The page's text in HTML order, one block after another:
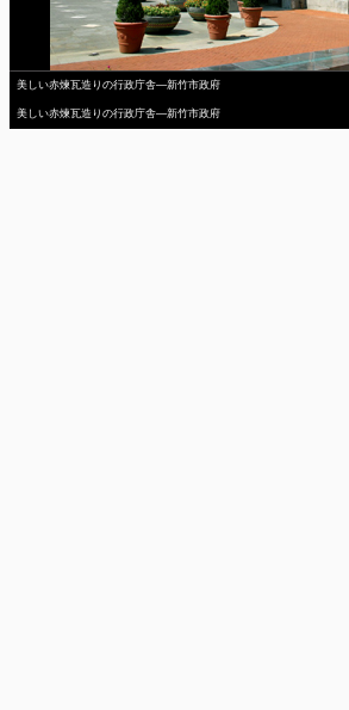
美しい赤煉瓦造りの行政庁舎―新竹市政府
美しい赤煉瓦造りの行政庁舎―新竹市政府